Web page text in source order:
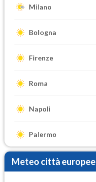
Milano
Bologna
Firenze
Roma
Napoli
Palermo
Meteo città europee